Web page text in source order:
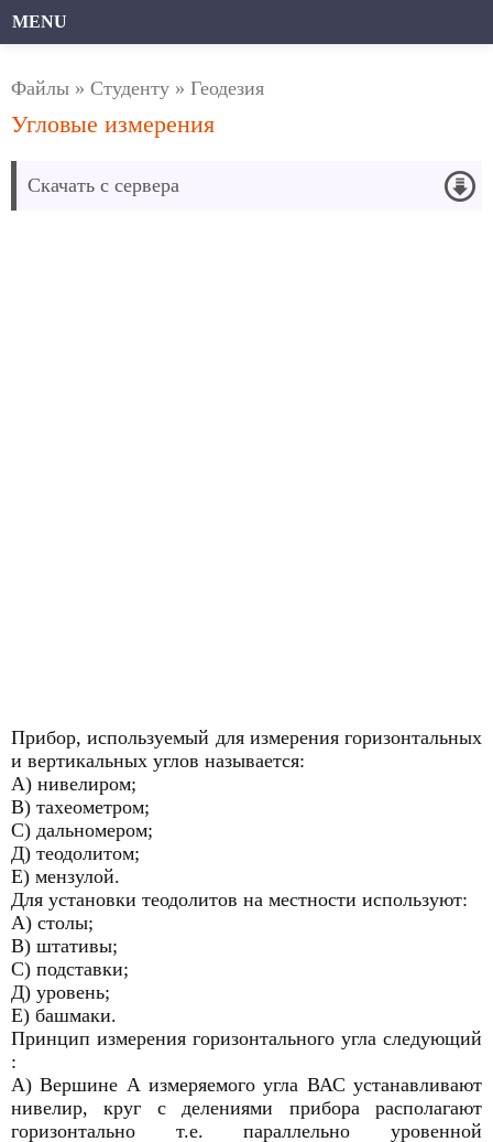
MENU
Файлы » Студенту » Геодезия
Угловые измерения
Скачать с сервера
Прибор, используемый для измерения горизонтальных
и вертикальных углов называется:
А) нивелиром;
В) тахеометром;
С) дальномером;
Д) теодолитом;
Е) мензулой.
Для установки теодолитов на местности используют:
А) столы;
В) штативы;
С) подставки;
Д) уровень;
Е) башмаки.
Принцип измерения горизонтального угла следующий
:
А) Вершине А измеряемого угла ВАС устанавливают
нивелир, круг с делениями прибора располагают
горизонтально т.е. параллельно уровенной